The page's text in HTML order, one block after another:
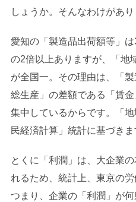
しょうか。そんなわけがあり
愛知の「製造品出荷額等」
の2倍以上ありますが、「地
が全国一。その理由は、「
総生産」の差額である「賃
集中しているからです。「
民経済計算」統計に基づきま
とくに「利潤」は、大企業
れるため、統計上、東京の
つまり、企業の「利潤」が